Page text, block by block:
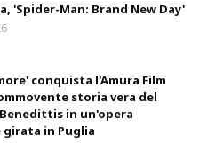
'Spider-Man: Brand New Day'
conquista l'Amura Film
storia vera del
in un'opera
in Puglia